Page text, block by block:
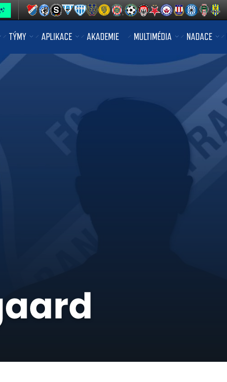
TÝMY APLIKACE AKADEMIE MULTIMÉDIA NADACE